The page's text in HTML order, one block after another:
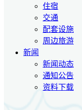
住宿
交通
配套设施
周边旅游
新闻
新闻动态
通知公告
资料下载